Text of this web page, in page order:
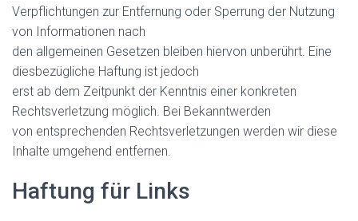
Verpflichtungen zur Entfernung oder Sperrung der Nutzung
von Informationen nach
den allgemeinen Gesetzen bleiben hiervon unberührt. Eine
diesbezügliche Haftung ist jedoch
erst ab dem Zeitpunkt der Kenntnis einer konkreten
Rechtsverletzung möglich. Bei Bekanntwerden
von entsprechenden Rechtsverletzungen werden wir diese
Inhalte umgehend entfernen.
Haftung für Links